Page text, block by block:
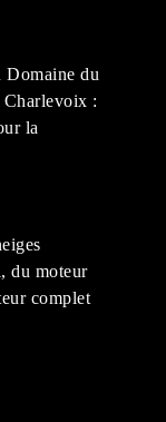
Domaine du
:
la
du moteur
complet